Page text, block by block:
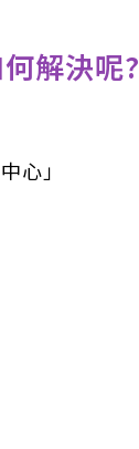
解決呢?
心」